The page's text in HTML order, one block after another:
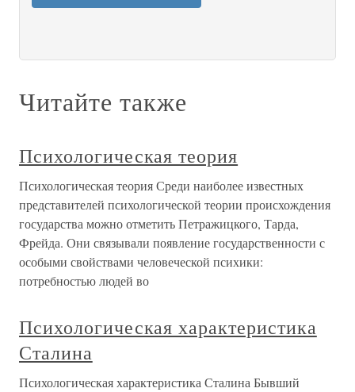
Читайте также
Психологическая теория
Психологическая теория Среди наиболее известных
представителей психологической теории происхождения
государства можно отметить Петражицкого, Тарда,
Фрейда. Они связывали появление государственности с
особыми свойствами человеческой психики:
потребностью людей во
Психологическая характеристика
Сталина
Психологическая характеристика Сталина Бывший